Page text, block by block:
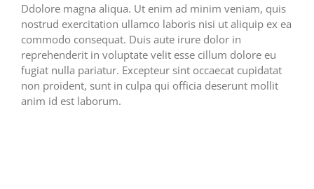
Ddolore magna aliqua. Ut enim ad minim veniam, quis
nostrud exercitation ullamco laboris nisi ut aliquip ex ea
commodo consequat. Duis aute irure dolor in
reprehenderit in voluptate velit esse cillum dolore eu
fugiat nulla pariatur. Excepteur sint occaecat cupidatat
non proident, sunt in culpa qui officia deserunt mollit
anim id est laborum.